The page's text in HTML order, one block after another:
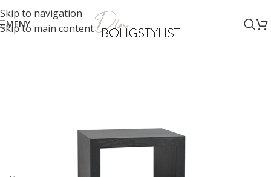
Skip to navigation
Skip to main content
MENY